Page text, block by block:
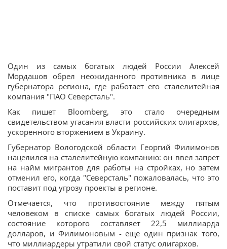
Один из самых богатых людей России Алексей
Мордашов обрел неожиданного противника в лице
губернатора региона, где работает его сталелитейная
компания "ПАО Северсталь".
Как пишет Bloomberg, это стало очередным
свидетельством угасания власти российских олигархов,
ускоренного вторжением в Украину.
Губернатор Вологодской области Георгий Филимонов
нацелился на сталелитейную компанию: он ввел запрет
на найм мигрантов для работы на стройках, но затем
отменил его, когда "Северсталь" пожаловалась, что это
поставит под угрозу проекты в регионе.
Отмечается, что противостояние между пятым
человеком в списке самых богатых людей России,
состояние которого составляет 22,5 миллиарда
долларов, и Филимоновым - еще один признак того,
что миллиардеры утратили свой статус олигархов.